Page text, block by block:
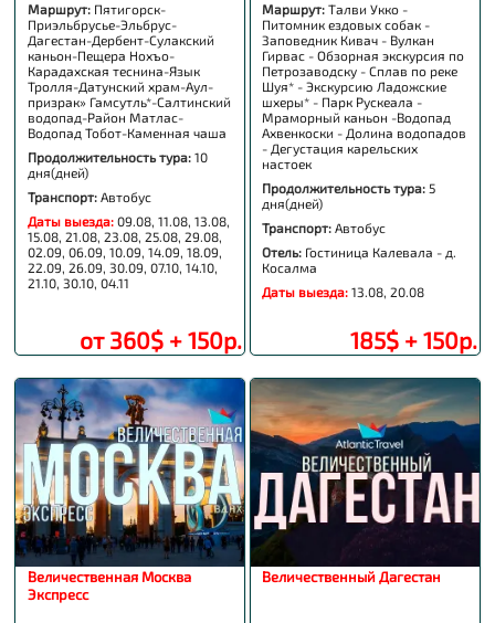
Маршрут: Пятигорск-
Приэльбрусье-Эльбрус-
Дагестан-Дербент-Сулакский
каньон-Пещера Нохъо-
Карадахская теснина-Язык
Тролля-Датунский храм-Аул-
призрак» Гамсутль*-Салтинский
водопад-Район Матлас-
Водопад Тобот-Каменная чаша
Продолжительность тура: 10
дня(дней)
Транспорт: Автобус
Даты выезда: 09.08, 11.08, 13.08,
15.08, 21.08, 23.08, 25.08, 29.08,
02.09, 06.09, 10.09, 14.09, 18.09,
22.09, 26.09, 30.09, 07.10, 14.10,
21.10, 30.10, 04.11
от 360$ + 150р.
Маршрут:Талви Укко -
Питомник ездовых собак -
Заповедник Кивач - Вулкан
Гирвас - Обзорная экскурсия по
Петрозаводску - Сплав по реке
Шуя* - Экскурсию Ладожские
шхеры* - Парк Рускеала -
Мраморный каньон -Водопад
Ахвенкоски - Долина водопадов
- Дегустация карельских
настоек
Продолжительность тура: 5
дня(дней)
Транспорт:Автобус
Отель: Гостиница Калевала - д.
Косалма
Даты выезда:13.08, 20.08
185$ + 150р.
Величественная Москва
Экспресс
Величественный Дагестан